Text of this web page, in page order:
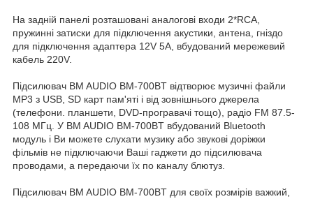
На задній панелі розташовані аналогові входи 2*RCA,
пружинні затиски для підключення акустики, антена, гніздо
для підключення адаптера 12V 5A, вбудований мережевий
кабель 220V.
Підсилювач BM AUDIO BM-700BT відтворює музичні файли
MP3 з USB, SD карт пам'яті і від зовнішнього джерела
(телефони. планшети, DVD-програвачі тощо), радіо FM 87.5-
108 МГц. У BM AUDIO BM-700BT вбудований Bluetooth
модуль і Ви можете слухати музику або звукові доріжки
фільмів не підключаючи Ваші гаджети до підсилювача
проводами, а передаючи їх по каналу блютуз.
Підсилювач BM AUDIO BM-700BT для своїх розмірів важкий,